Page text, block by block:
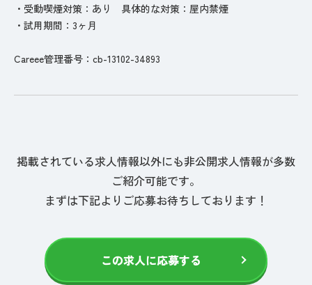
・受動喫煙対策：あり 具体的な対策：屋内禁煙
・試用期間：3ヶ月
Careee管理番号：cb-13102-34893
掲載されている求人情報以外にも非公開求人情報が多数
ご紹介可能です。
まずは下記よりご応募お待ちしております！
この求人に応募する